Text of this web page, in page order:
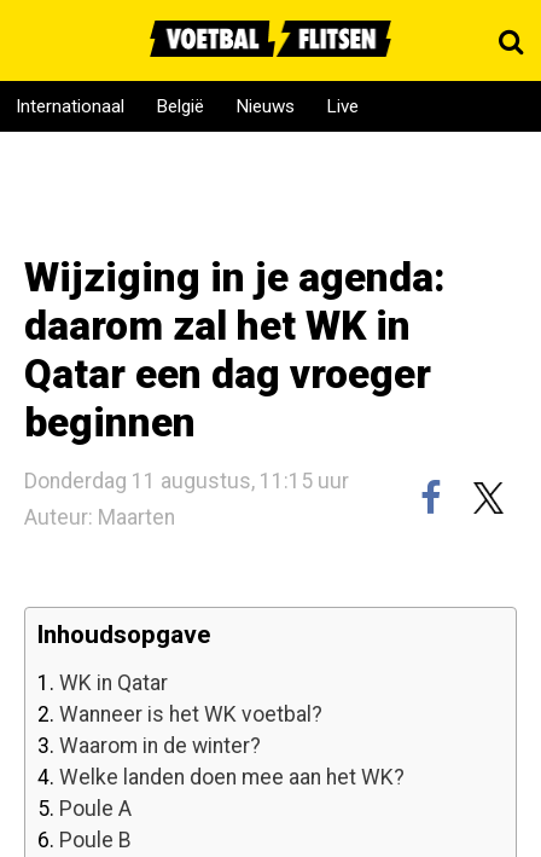
Internationaal België Nieuws Live
Wijziging in je agenda:
daarom zal het WK in
Qatar een dag vroeger
beginnen
Donderdag 11 augustus, 11:15 uur
Auteur: Maarten
Inhoudsopgave
1. WK in Qatar
2. Wanneer is het WK voetbal?
3. Waarom in de winter?
4. Welke landen doen mee aan het WK?
5. Poule A
6. Poule B